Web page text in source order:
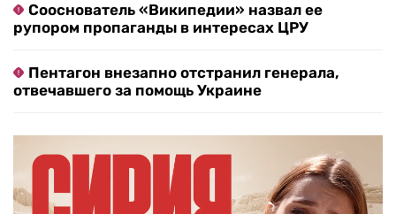
Сооснователь «Википедии» назвал ее
рупором пропаганды в интересах ЦРУ
Пентагон внезапно отстранил генерала,
отвечавшего за помощь Украине